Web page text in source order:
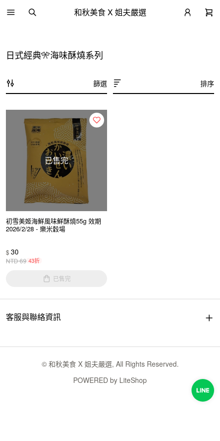
和秋美食 X 姐夫嚴選
日式經典🎌海味酥燒系列
篩選 排序
已售完
初雪美姬海鮮風味鮮酥燒55g 效期
2026/2/28 - 樂米穀場
$ 30
NTD69 43折
已售完
客服與聯絡資訊
© 和秋美食 X 姐夫嚴選, All Rights Reserved.
POWERED by LiteShop